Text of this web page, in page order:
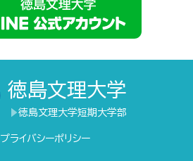
徳島文理大学
徳島文理大学短期大学部
プライバシーポリシー